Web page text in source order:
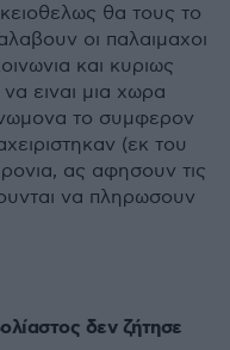
θα τους το
οι παλαιμαχοι
και κυριως
ειναι μια χωρα
το συμφερον
(εκ του
ας αφησουν τις
να πληρωσουν
δεν ζήτησε